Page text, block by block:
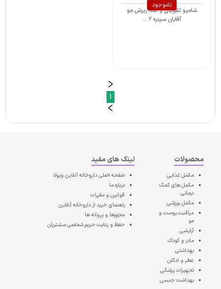
ناموجود
شامپو تقویتی و ضد ریزش مو
آقایان سینره ۲ ...
1
محصولات
مکمل غذایی
مکمل های کمک
درمانی
مکمل ورزشی
مراقبت پوست و
مو
آرایشی
مادر و کودک
بهداشتی
عطر و ادکلن
تجهیزات پزشکی
بهداشت جنسی
لینک های مفید
صفحه اصلیداروخانه آنلاین ویولا
درباره ما
قوانین و مقررات
راهنمای خرید از داروخانه آنلاین
مجوزها و پروانه ها
حفظ و رعایت حریم شخصی مشتریان